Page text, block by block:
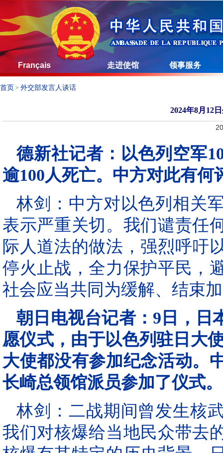
Français 走进使馆 领事服务
首页 > 外交部发言人谈话
2024年8月12
德新社记者：以色列空军
逾100人死亡。中方对此有何
林剑：中方对以色列相关
表示严重关切。我们谴责任
际人道法的做法，强烈呼吁
停火止战，全力保护平民，
社会应当共同为缓解、结束
朝日电视台记者：9日，日
愿仪式，由于以色列驻日大
大使都没有参加纪念活动。
长崎总领馆派员参加了仪式
林剑： 二战期间曾发生核
我们对核爆给当地民众带去